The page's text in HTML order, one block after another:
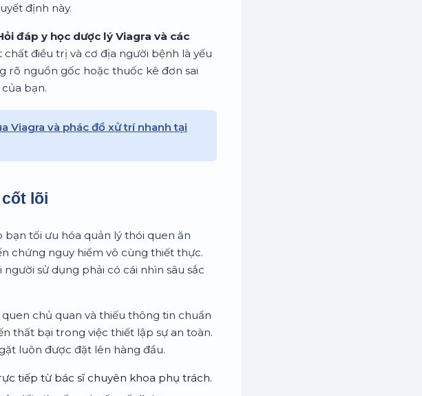
định này.
đáp y học dược lý Viagra và các
điều trị và cơ địa người bệnh là yếu
rõ nguồn gốc hoặc thuốc kê đơn sai
bạn.
Viagra và phác đồ xử trí nhanh tại
lõi
tối ưu hóa quản lý thói quen ăn
chứng nguy hiểm vô cùng thiết thực.
sử dụng phải có cái nhìn sâu sắc
chủ quan và thiếu thông tin chuẩn
thất bại trong việc thiết lập sự an toàn.
luôn được đặt lên hàng đầu.
tiếp từ bác sĩ chuyên khoa phụ trách.